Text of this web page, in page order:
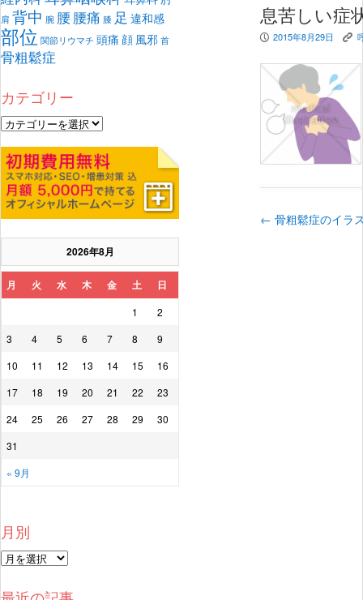
肩 背中 腕 腰腰痛 膝 足 違和感
部位 関節リウマチ 頭痛 顔 風邪 首
骨粗鬆症
カテゴリー
2026年8月
月 火 水 木 金 土 日
« 9月
1
2
3
4 5 6 7 8
9
10
11 12 13 14 15
16
17
18 19 20 21 22
23
24
25 26 27 28 29
30
31
月別
息苦しい症
P 2015年8月29日 K
← 骨粗鬆症のイラ